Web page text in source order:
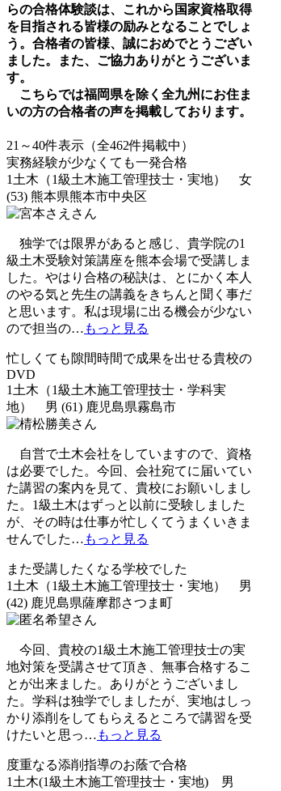
らの合格体験談は、これから国家資格取得
を目指される皆様の励みとなることでしょ
う。合格者の皆様、誠におめでとうござい
ました。また、ご協力ありがとうございま
す。
こちらでは福岡県を除く全九州にお住ま
いの方の合格者の声を掲載しております。
21～40件表示（全462件掲載中）
実務経験が少なくても一発合格
1土木（1級土木施工管理技士・実地） 女
(53) 熊本県熊本市中央区
独学では限界があると感じ、貴学院の1
級土木受験対策講座を熊本会場で受講しま
した。やはり合格の秘訣は、とにかく本人
のやる気と先生の講義をきちんと聞く事だ
と思います。私は現場に出る機会が少ない
ので担当の… もっと見る
忙しくても隙間時間で成果を出せる貴校の
DVD
1土木（1級土木施工管理技士・学科実
地） 男 (61) 鹿児島県霧島市
自営で土木会社をしていますので、資格
は必要でした。今回、会社宛てに届いてい
た講習の案内を見て、貴校にお願いしまし
た。1級土木はずっと以前に受験しました
が、その時は仕事が忙しくてうまくいきま
せんでした… もっと見る
また受講したくなる学校でした
1土木（1級土木施工管理技士・実地） 男
(42) 鹿児島県薩摩郡さつま町
今回、貴校の1級土木施工管理技士の実
地対策を受講させて頂き、無事合格するこ
とが出来ました。ありがとうございまし
た。学科は独学でしましたが、実地はしっ
かり添削をしてもらえるところで講習を受
けたいと思っ… もっと見る
度重なる添削指導のお蔭で合格
1土木(1級土木施工管理技士・実地) 男